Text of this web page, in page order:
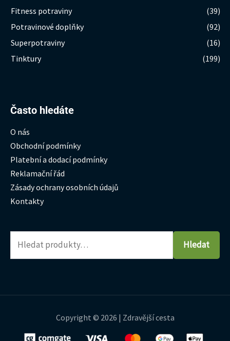
Fitness potraviny
(39)
Potravinové doplňky
(92)
Superpotraviny
(16)
Tinktury
(199)
Často hledáte
O nás
Obchodní podmínky
Platební a dodací podmínky
Reklamační řád
Zásady ochrany osobních údajů
Kontakty
Hledat:
Hledat
Copyright © 2026 | Zdravější cesta